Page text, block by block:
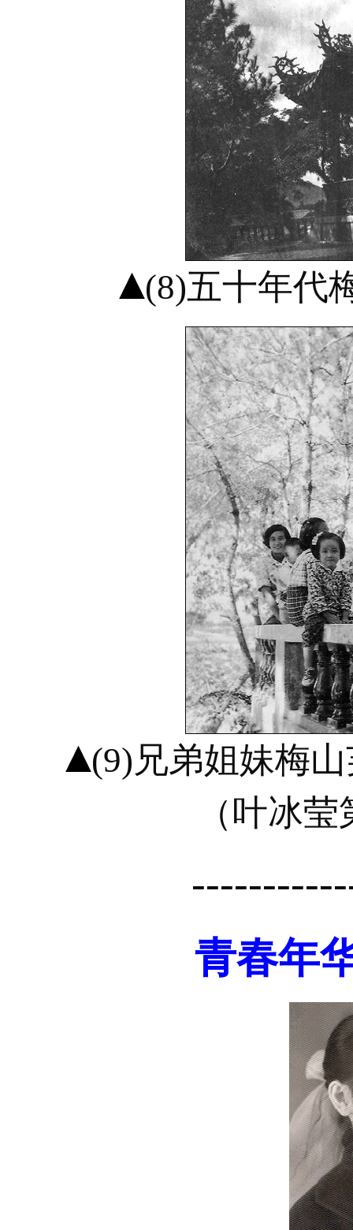
(8)五十年代
(9)兄弟姐妹梅
（叶冰
青春年